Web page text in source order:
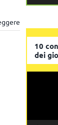
10
dei